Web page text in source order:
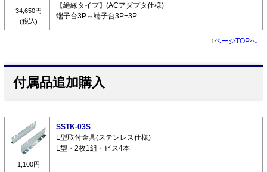
34,650円
(税込)
【絶縁タイプ】(ACアダプタ仕様)
端子台3P⇔端子台3P+3P
↑ページTOPへ
付属品追加購入
1,100円
SSTK-03S
L型取付金具(ステンレス仕様)
L型・2枚1組・ビス4本